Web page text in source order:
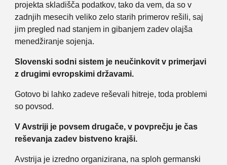
projekta skladišča podatkov, tako da vem, da so v
zadnjih mesecih veliko zelo starih primerov rešili, saj
jim pregled nad stanjem in gibanjem zadev olajša
menedžiranje sojenja.
Slovenski sodni sistem je neučinkovit v primerjavi
z drugimi evropskimi državami.
Gotovo bi lahko zadeve reševali hitreje, toda problemi
so povsod.
V Avstriji je povsem drugače, v povprečju je čas
reševanja zadev bistveno krajši.
Avstrija je izredno organizirana, na sploh germanski